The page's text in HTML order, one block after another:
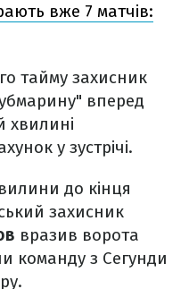
вже 7 матчів:
тайму захисник
вперед
хвилині
у зустрічі.
до кінця
захисник
вразив ворота
команду з Сегунди